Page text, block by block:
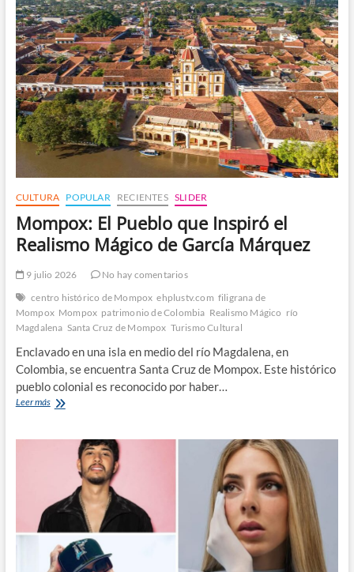
Latinoamericanas
de
Alcance
Internacional
CULTURA POPULAR RECIENTES SLIDER
Mompox: El Pueblo que Inspiró el
Realismo Mágico de García Márquez
9 julio 2026
No hay comentarios
centro histórico de Mompox ehplustv.com filigrana de
Mompox Mompox patrimonio de Colombia Realismo Mágico río
Magdalena Santa Cruz de Mompox Turismo Cultural
Enclavado en una isla en medio del río Magdalena, en
Colombia, se encuentra Santa Cruz de Mompox. Este histórico
pueblo colonial es reconocido por haber…
Leer másMompox:
que
Realismo
Mágico
de
Márquez